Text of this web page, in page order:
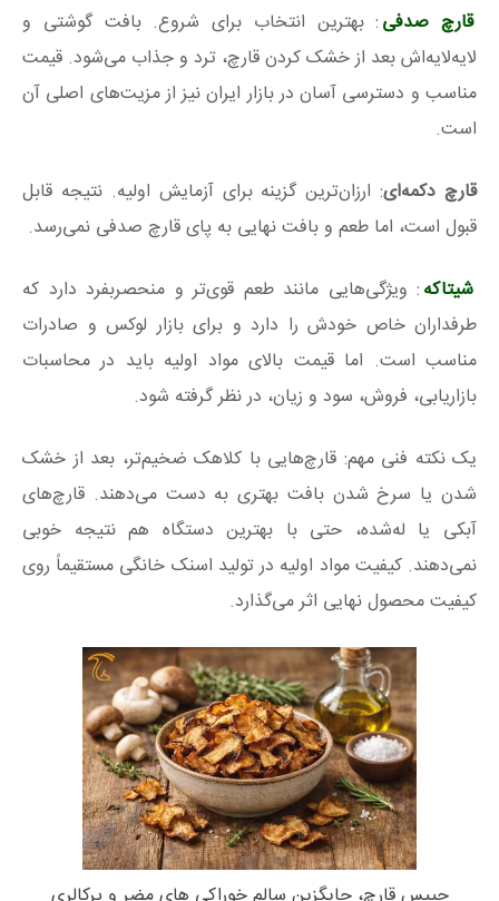
قارچ صدفی: بهترین انتخاب برای شروع. بافت گوشتی و
لایه‌لایه‌اش بعد از خشک کردن قارچ، ترد و جذاب می‌شود. قیمت
مناسب و دسترسی آسان در بازار ایران نیز از مزیت‌های اصلی آن
است.
قارچ دکمه‌ای: ارزان‌ترین گزینه برای آزمایش اولیه. نتیجه قابل
قبول است، اما طعم و بافت نهایی به پای قارچ صدفی نمی‌رسد.
شیتاکه: ویژگی‌هایی مانند طعم قوی‌تر و منحصربفرد دارد که
طرفداران خاص خودش را دارد و برای بازار لوکس و صادرات
مناسب است. اما قیمت بالای مواد اولیه باید در محاسبات
بازاریابی، فروش، سود و زیان، در نظر گرفته شود.
یک نکته فنی مهم: قارچ‌هایی با کلاهک ضخیم‌تر، بعد از خشک
شدن یا سرخ شدن بافت بهتری به دست می‌دهند. قارچ‌های
آبکی یا له‌شده، حتی با بهترین دستگاه هم نتیجه خوبی
نمی‌دهند. کیفیت مواد اولیه در تولید اسنک خانگی مستقیماً روی
کیفیت محصول نهایی اثر می‌گذارد.